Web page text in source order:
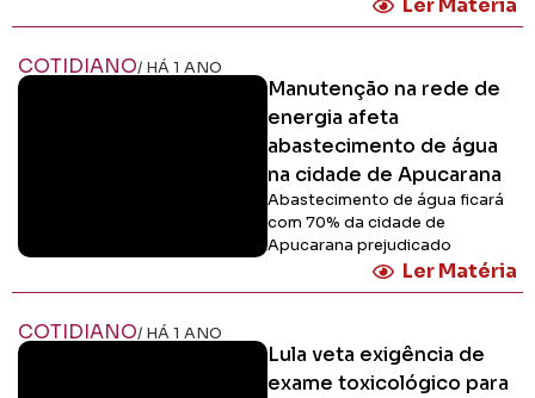
Ler Matéria
COTIDIANO/ HÁ 1 ANO
Manutenção na rede de
energia afeta
abastecimento de água
na cidade de Apucarana
Abastecimento de água ficará
com 70% da cidade de
Apucarana prejudicado
Ler Matéria
COTIDIANO/ HÁ 1 ANO
Lula veta exigência de
exame toxicológico para